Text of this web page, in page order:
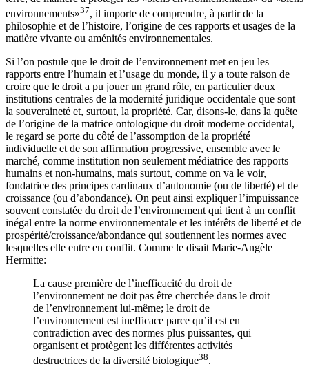
environnements»37, il importe de comprendre, à partir de la
philosophie et de l’histoire, l’origine de ces rapports et usages de la
matière vivante ou aménités environnementales.
Si l’on postule que le droit de l’environnement met en jeu les
rapports entre l’humain et l’usage du monde, il y a toute raison de
croire que le droit a pu jouer un grand rôle, en particulier deux
institutions centrales de la modernité juridique occidentale que sont
la souveraineté et, surtout, la propriété. Car, disons-le, dans la quête
de l’origine de la matrice ontologique du droit moderne occidental,
le regard se porte du côté de l’assomption de la propriété
individuelle et de son affirmation progressive, ensemble avec le
marché, comme institution non seulement médiatrice des rapports
humains et non-humains, mais surtout, comme on va le voir,
fondatrice des principes cardinaux d’autonomie (ou de liberté) et de
croissance (ou d’abondance). On peut ainsi expliquer l’impuissance
souvent constatée du droit de l’environnement qui tient à un conflit
inégal entre la norme environnementale et les intérêts de liberté et de
prospérité/croissance/abondance qui soutiennent les normes avec
lesquelles elle entre en conflit. Comme le disait Marie-Angèle
Hermitte:
La cause première de l’inefficacité du droit de
l’environnement ne doit pas être cherchée dans le droit
de l’environnement lui-même; le droit de
l’environnement est inefficace parce qu’il est en
contradiction avec des normes plus puissantes, qui
organisent et protègent les différentes activités
destructrices de la diversité biologique38.